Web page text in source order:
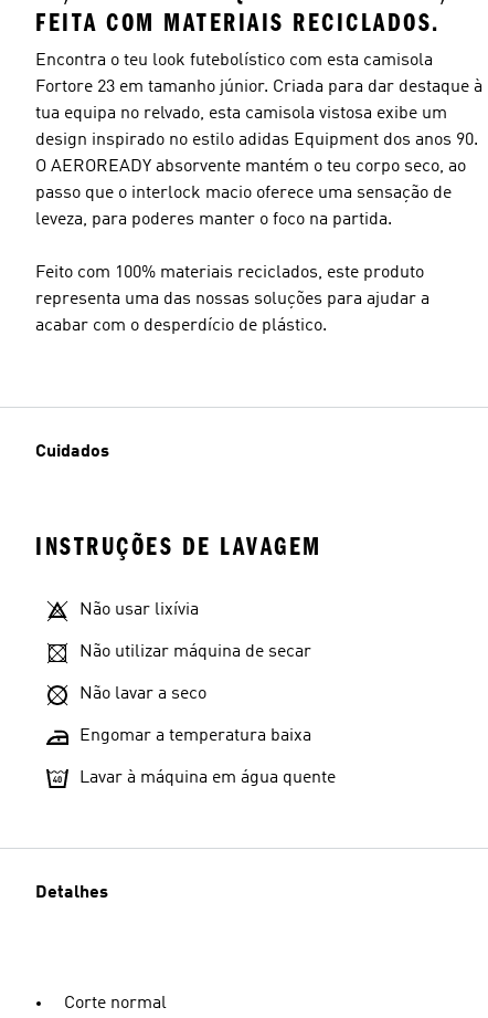
FEITA COM MATERIAIS RECICLADOS.
Encontra o teu look futebolístico com esta camisola
Fortore 23 em tamanho júnior. Criada para dar destaque à
tua equipa no relvado, esta camisola vistosa exibe um
design inspirado no estilo adidas Equipment dos anos 90.
O AEROREADY absorvente mantém o teu corpo seco, ao
passo que o interlock macio oferece uma sensação de
leveza, para poderes manter o foco na partida.
Feito com 100% materiais reciclados, este produto
representa uma das nossas soluções para ajudar a
acabar com o desperdício de plástico.
Cuidados
INSTRUÇÕES DE LAVAGEM
Não usar lixívia
Não utilizar máquina de secar
Não lavar a seco
Engomar a temperatura baixa
Lavar à máquina em água quente
Detalhes
Corte normal